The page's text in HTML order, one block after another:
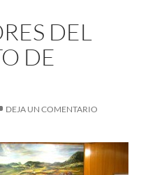
DEL
DE
DEJA UN COMENTARIO